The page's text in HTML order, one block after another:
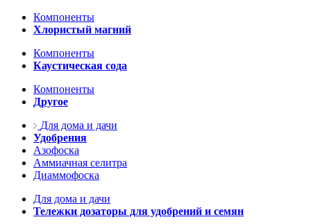
Компоненты
Хлористый магний
Компоненты
Каустическая сода
Компоненты
Другое
Для дома и дачи
Удобрения
Азофоска
Аммиачная селитра
Диаммофоска
Для дома и дачи
Тележки дозаторы для удобрений и семян